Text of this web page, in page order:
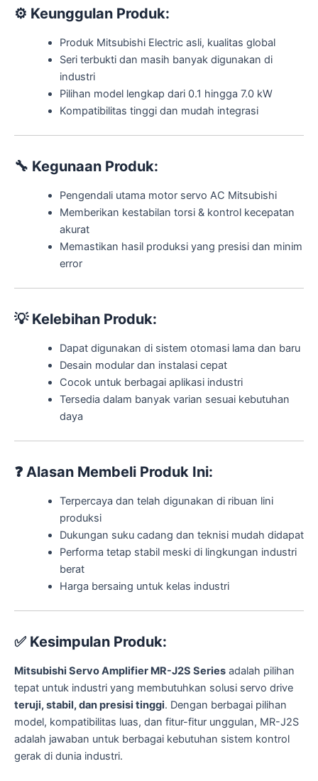
⚙️ Keunggulan Produk:
Produk Mitsubishi Electric asli, kualitas global
Seri terbukti dan masih banyak digunakan di
industri
Pilihan model lengkap dari 0.1 hingga 7.0 kW
Kompatibilitas tinggi dan mudah integrasi
🔧 Kegunaan Produk:
Pengendali utama motor servo AC Mitsubishi
Memberikan kestabilan torsi & kontrol kecepatan
akurat
Memastikan hasil produksi yang presisi dan minim
error
💡 Kelebihan Produk:
Dapat digunakan di sistem otomasi lama dan baru
Desain modular dan instalasi cepat
Cocok untuk berbagai aplikasi industri
Tersedia dalam banyak varian sesuai kebutuhan
daya
❓ Alasan Membeli Produk Ini:
Terpercaya dan telah digunakan di ribuan lini
produksi
Dukungan suku cadang dan teknisi mudah didapat
Performa tetap stabil meski di lingkungan industri
berat
Harga bersaing untuk kelas industri
✅ Kesimpulan Produk:
Mitsubishi Servo Amplifier MR-J2S Series adalah pilihan
tepat untuk industri yang membutuhkan solusi servo drive
teruji, stabil, dan presisi tinggi. Dengan berbagai pilihan
model, kompatibilitas luas, dan fitur-fitur unggulan, MR-J2S
adalah jawaban untuk berbagai kebutuhan sistem kontrol
gerak di dunia industri.